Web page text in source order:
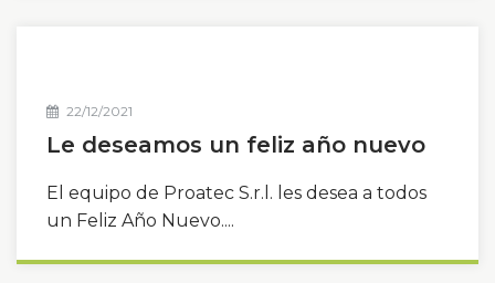
22/12/2021
Le deseamos un feliz año nuevo
El equipo de Proatec S.r.l. les desea a todos
un Feliz Año Nuevo....